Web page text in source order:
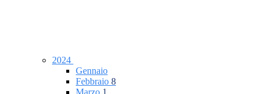
2024
Gennaio
Febbraio 8